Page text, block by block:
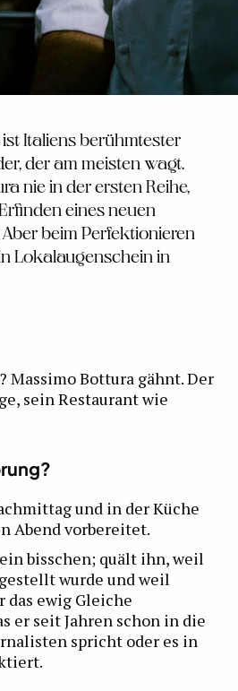
Italiens berühmtester
der am meisten wagt.
nie in der ersten Reihe,
eines neuen
beim Perfektionieren
Lokalaugenschein in
Massimo Bottura gähnt. Der
sein Restaurant wie
und in der Küche
Abend vorbereitet.
bisschen; quält ihn, weil
wurde und weil
ewig Gleiche
er seit Jahren schon in die
spricht oder es in